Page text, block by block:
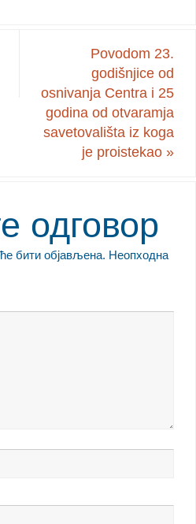
Povodom 23.
godišnjice od
osnivanja Centra i 25
godina od otvaramja
savetovališta iz koga
je proistekao »
одговор
бити објављена. Неопходна